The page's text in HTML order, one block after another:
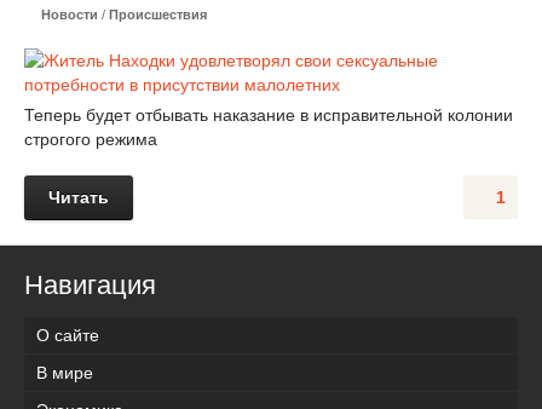
Новости / Происшествия
Теперь будет отбывать наказание в исправительной колонии
строгого режима
1
Читать
Навигация
О сайте
В мире